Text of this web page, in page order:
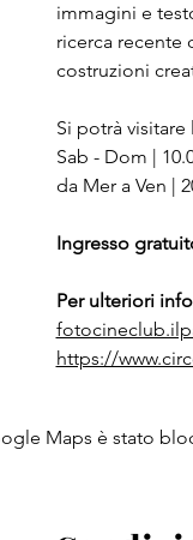
immagini e
ricerca recente
costruzioni
Si potrà
Sab - Dom |
da Mer a Ven |
Ingresso
Per ulteriori
https://
Maps è stato